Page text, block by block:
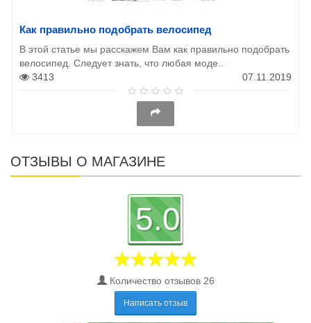
Как правильно подобрать велосипед
В этой статье мы расскажем Вам как правильно подобрать
велосипед. Следует знать, что любая моде..
3413
07.11.2019
ОТЗЫВЫ О МАГАЗИНЕ
5.0
Количество отзывов 26
Написать отзыв